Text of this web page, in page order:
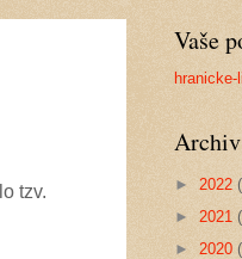
tzv.
Vaše
► 2022
► 2021
► 2020